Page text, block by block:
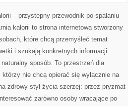
ODCHUDZANIU
– przystępny przewodnik po spalaniu
kalorii to strona internetowa stworzony
które chcą przemyśleć temat
i szukają konkretnych informacji
sposób. To przestrzeń dla
którzy nie chcą opierać się wyłącznie na
zdrowy styl życia szerzej: przez pryzmat
zarówno osoby wracające po